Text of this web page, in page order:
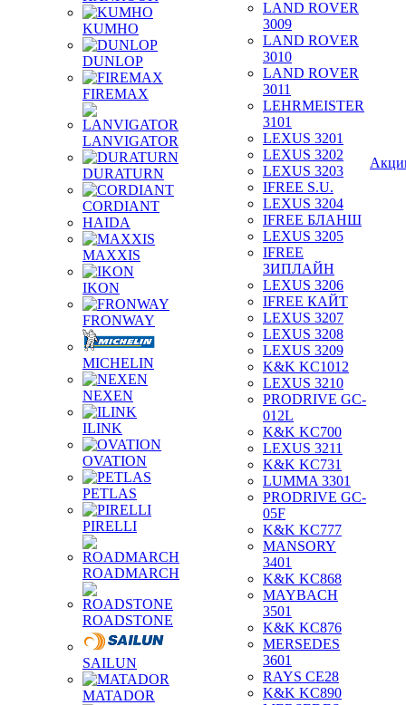
KUMHO
DUNLOP
FIREMAX
LANVIGATOR
DURATURN
CORDIANT
HAIDA
MAXXIS
IKON
FRONWAY
MICHELIN
NEXEN
ILINK
OVATION
PETLAS
PIRELLI
ROADMARCH
ROADSTONE
SAILUN
MATADOR
LAND ROVER
3009
LAND ROVER
3010
LAND ROVER
3011
LEHRMEISTER
3101
LEXUS 3201
LEXUS 3202
LEXUS 3203
IFREE S.U.
LEXUS 3204
IFREE БЛАНШ
LEXUS 3205
IFREE
ЗИПЛАЙН
LEXUS 3206
IFREE КАЙТ
LEXUS 3207
LEXUS 3208
LEXUS 3209
K&K KC1012
LEXUS 3210
PRODRIVE GC-
012L
K&K KC700
LEXUS 3211
K&K KC731
LUMMA 3301
PRODRIVE GC-
05F
K&K KC777
MANSORY
3401
K&K KC868
MAYBACH
3501
K&K KC876
MERSEDES
3601
RAYS CE28
K&K KC890